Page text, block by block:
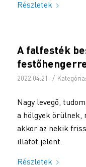
Részletek
A falfesték
2022.04.21. / Kategória:
Nagy levegő,
a hölgyek örülnek,
akkor az nekik
illatot jelent.
Részletek